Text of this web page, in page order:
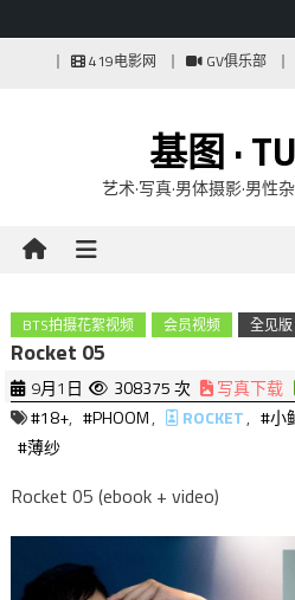
419电影网 GV俱乐部
基图 ·
艺术·写真·男体摄影·男性
BTS拍摄花絮视频 会员视频 全见版
Rocket 05
9月1日 308375 次 写真下载
#18+, #PHOOM, ROCKET, #小
#薄纱
Rocket 05 (ebook + video)